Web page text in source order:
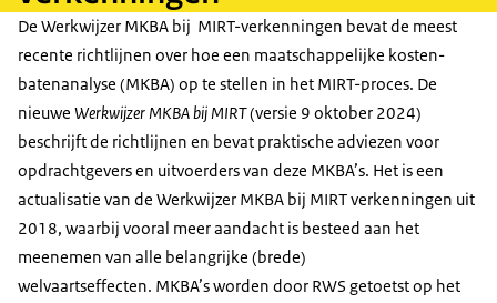
De Werkwijzer MKBA bij MIRT-verkenningen bevat de meest
recente richtlijnen over hoe een maatschappelijke kosten-
batenanalyse (MKBA) op te stellen in het MIRT-proces. De
nieuwe Werkwijzer MKBA bij MIRT(versie 9 oktober 2024)
beschrijft de richtlijnen en bevat praktische adviezen voor
opdrachtgevers en uitvoerders van deze MKBA’s. Het is een
actualisatie van de Werkwijzer MKBA bij MIRT verkenningen uit
2018, waarbij vooral meer aandacht is besteed aan het
meenemen van alle belangrijke (brede)
welvaartseffecten. MKBA’s worden door RWS getoetst op het